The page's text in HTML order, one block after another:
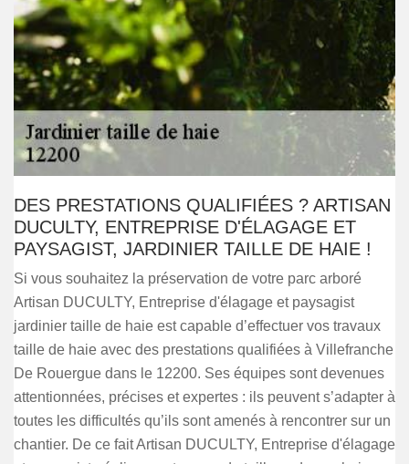
DES PRESTATIONS QUALIFIÉES ? ARTISAN
DUCULTY, ENTREPRISE D'ÉLAGAGE ET
PAYSAGIST, JARDINIER TAILLE DE HAIE !
Si vous souhaitez la préservation de votre parc arboré
Artisan DUCULTY, Entreprise d'élagage et paysagist
jardinier taille de haie est capable d’effectuer vos travaux
taille de haie avec des prestations qualifiées à Villefranche
De Rouergue dans le 12200. Ses équipes sont devenues
attentionnées, précises et expertes : ils peuvent s’adapter à
toutes les difficultés qu’ils sont amenés à rencontrer sur un
chantier. De ce fait Artisan DUCULTY, Entreprise d'élagage